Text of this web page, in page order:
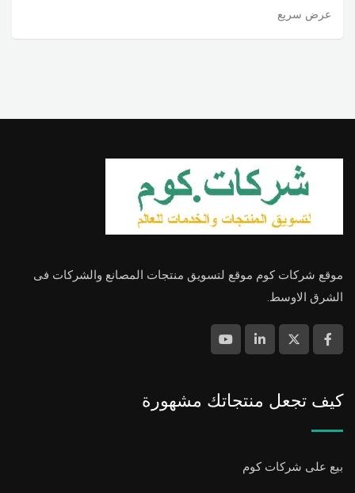
عرض سريع
موقع شركات كوم موقع لتسويق منتجات المصانع والشركات فى
الشرق الاوسط.
كيف تجعل منتجاتك مشهورة
بيع على شركات كوم